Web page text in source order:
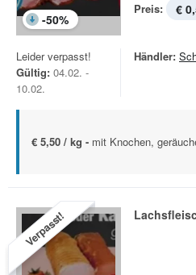
-50%
Preis: €
Leider verpasst!
Gültig: 04.02. -
10.02.
Händler:
€ 5,50 / kg - mit Knochen,
Verpasst!